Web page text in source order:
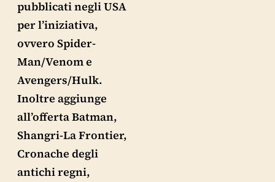
pubblicati negli USA
per l’iniziativa,
ovvero Spider-
Man/Venom e
Avengers/Hulk.
Inoltre aggiunge
all’offerta Batman,
Shangri-La Frontier,
Cronache degli
antichi regni,